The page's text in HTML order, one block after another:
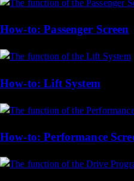
How-to: Passenger Screen
How-to: Lift System
How-to: Performance